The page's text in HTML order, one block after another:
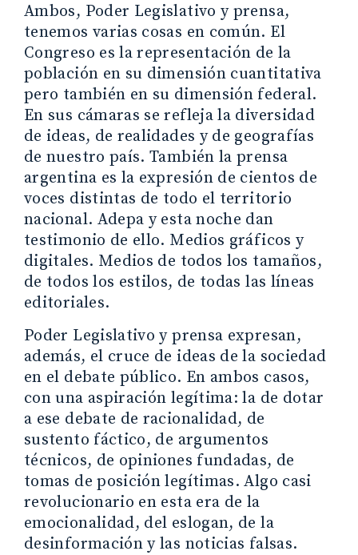
Ambos, Poder Legislativo y prensa,
tenemos varias cosas en común. El
Congreso es la representación de la
población en su dimensión cuantitativa
pero también en su dimensión federal.
En sus cámaras se refleja la diversidad
de ideas, de realidades y de geografías
de nuestro país. También la prensa
argentina es la expresión de cientos de
voces distintas de todo el territorio
nacional. Adepa y esta noche dan
testimonio de ello. Medios gráficos y
digitales. Medios de todos los tamaños,
de todos los estilos, de todas las líneas
editoriales.
Poder Legislativo y prensa expresan,
además, el cruce de ideas de la sociedad
en el debate público. En ambos casos,
con una aspiración legítima: la de dotar
a ese debate de racionalidad, de
sustento fáctico, de argumentos
técnicos, de opiniones fundadas, de
tomas de posición legítimas. Algo casi
revolucionario en esta era de la
emocionalidad, del eslogan, de la
desinformación y las noticias falsas.